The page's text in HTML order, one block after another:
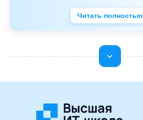
Читать полностью